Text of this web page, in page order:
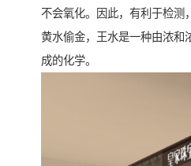
不会氧化。因此，有利于检测
黄水偷金，王水是一种由浓和
成的化学。